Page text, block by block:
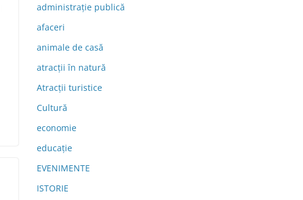
administraţie publică
afaceri
animale de casă
atracții în natură
Atracții turistice
Cultură
economie
educație
EVENIMENTE
ISTORIE